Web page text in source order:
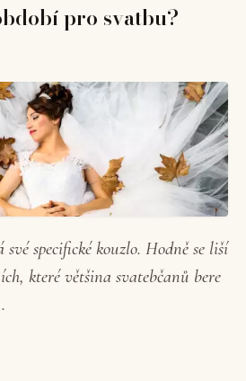
pro svatbu?
specifické kouzlo. Hodně se liší
které většina svatebčanů bere